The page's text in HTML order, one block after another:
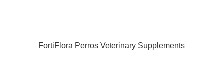
FortiFlora Perros Veterinary Supplements